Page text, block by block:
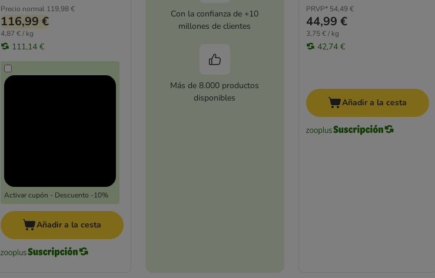
Precio normal 119,98 €
116,99 €
4,87 € / kg
111,14 €
Activar cupón - Descuento -10%
Añadir a la cesta
Con la confianza de +10
millones de clientes
Más de 8.000 productos
disponibles
PRVP* 54,49 €
44,99 €
3,75 € / kg
42,74 €
Añadir a la cesta